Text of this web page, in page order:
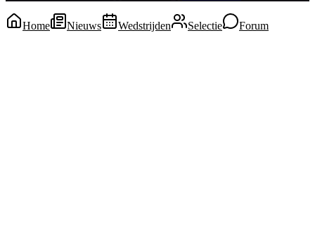
Home Nieuws Wedstrijden Selectie Forum